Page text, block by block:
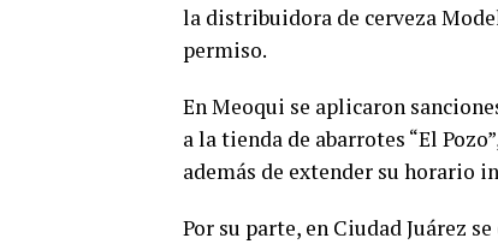
la distribuidora de cerveza
permiso.
En Meoqui se aplicaron
a la tienda de abarrotes “El
además de extender su horario
Por su parte, en Ciudad Juárez